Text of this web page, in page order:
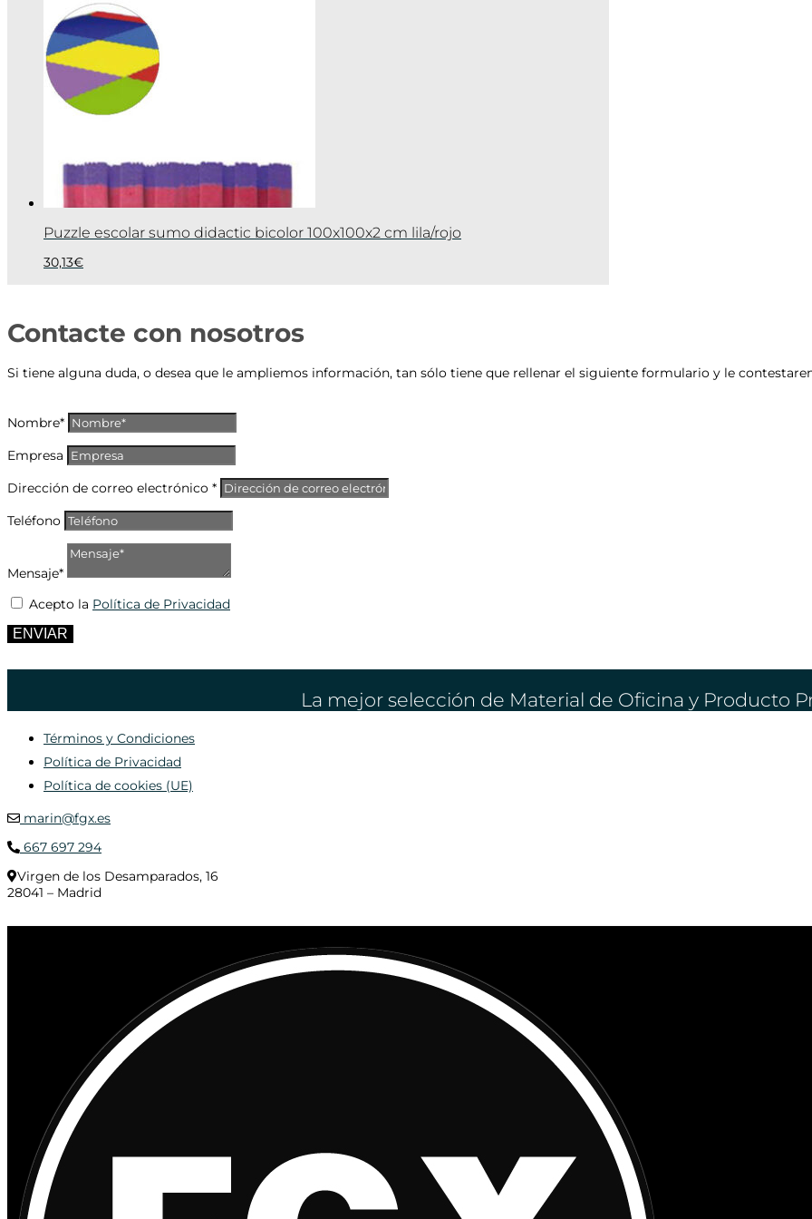
Puzzle escolar sumo didactic bicolor 100x100x2 cm lila/rojo
30,13€
Contacte con nosotros
Si tiene alguna duda, o desea que le ampliemos información, tan sólo tiene que rellenar el siguiente formulario y le
Nombre*
Empresa
Dirección de correo electrónico *
Teléfono
Mensaje*
Acepto la Política de Privacidad
ENVIAR
La mejor selección de Material de Oficina y Producto
Términos y Condiciones
Política de Privacidad
Política de cookies (UE)
marin@fgx.es
667 697 294
Virgen de los Desamparados, 16
28041 – Madrid